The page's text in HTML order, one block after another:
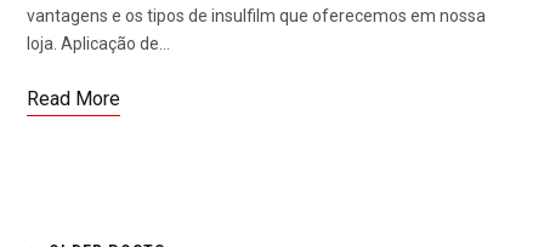
vantagens e os tipos de insulfilm que oferecemos em nossa
loja. Aplicação de…
Read More